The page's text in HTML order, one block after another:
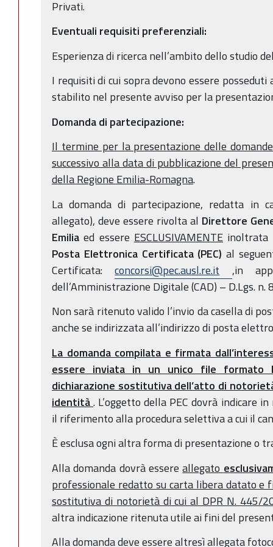
Privati.
Eventuali requisiti preferenziali:
Esperienza di ricerca nell’ambito dello studio
I requisiti di cui sopra devono essere
stabilito nel presente avviso per la
Domanda di partecipazione:
Il termine per la presentazione delle
successivo alla data di pubblicazione del
della Regione Emilia-Romagna.
La domanda di partecipazione, redatta in
allegato), deve essere rivolta al Direttore
Emiliaed essere ESCLUSIVAMENTE
Posta Elettronica Certificata (PEC)al
Certificata:concorsi@pec.ausl.re.it
,in
dell’Amministrazione Digitale (CAD) – D.Lgs. n.
Non sarà ritenuto valido l’invio da casella di
anche se indirizzata all’indirizzo di posta
La domanda compilata e firmata
essere inviata in un unico file formato
dichiarazione sostitutiva dell’atto di
identità. L’oggetto della PEC dovrà indicare
il riferimento alla procedura selettiva a cui il
È esclusa ogni altra forma di presentazione o
Alla domanda dovrà essereallegato
professionale redatto su carta libera datato e
sostitutiva di notorietà di cui al DPR N. 445/
altra indicazione ritenuta utile ai fini del
Alla domanda deve essere altresì allegata